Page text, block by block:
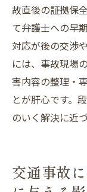
故直後の証拠保
て弁護士への早
対応が後の交渉
には、事故現場
害内容の整理・
とが肝心です。
のいく解決に近づ
交通事故